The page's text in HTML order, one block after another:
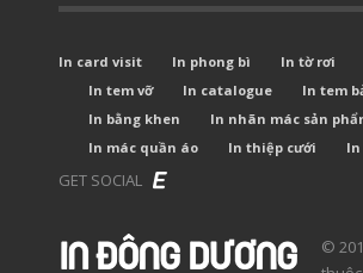
In card visit In phong bì In tờ rơi
In tem vỡ
In catalogue
In tem
In bằng khen
In nhãn mác sản
In mác quần áo
In thiệp cưới
GET SOCIAL
©